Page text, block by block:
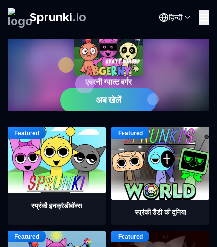
Sprunki.io हिन्दी
एबरनी ग्यात्ट बर्गर
अब खेलें
स्प्रंकी इनक्रेडीबॉक्स
स्प्रंकी डैंडी की दुनिया